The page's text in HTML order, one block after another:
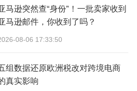
前“先提交纸质材料，后续慢慢
，现在不仅效率极低，还会被标
续迎来审计抽查、银行账户补资
一系列麻烦。
板整理了4项自查清单，现在动
规避风险。
马逊突然查“身份”！一批卖家收到
马逊邮件，你收到了吗？
08-06 17:33:50
组数据还原欧洲税改对跨境电商
真实影响